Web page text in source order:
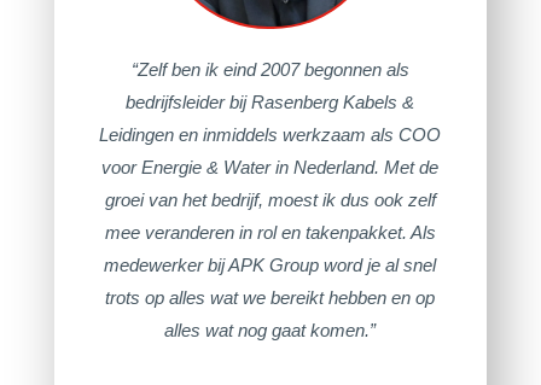
“Zelf ben ik eind 2007 begonnen als
bedrijfsleider bij Rasenberg Kabels &
Leidingen en inmiddels werkzaam als COO
voor Energie & Water in Nederland. Met de
groei van het bedrijf, moest ik dus ook zelf
mee veranderen in rol en takenpakket. Als
medewerker bij APK Group word je al snel
trots op alles wat we bereikt hebben en op
alles wat nog gaat komen.”